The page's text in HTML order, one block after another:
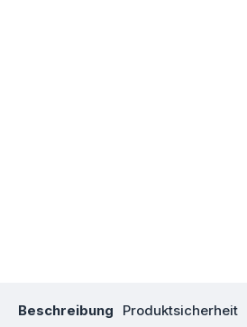
Beschreibung Produktsicherheit